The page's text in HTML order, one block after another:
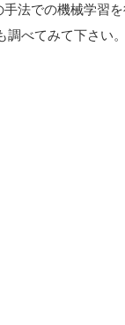
法での機械学習
べてみて下さい。